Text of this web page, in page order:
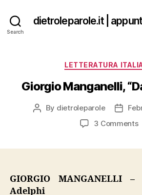
Search
dietroleparole.it |
LETTERATURA
Giorgio Manganelli,
Post
By dietroleparole
Post
3 Commentson
GIORGIO MANGANELLI
Adelphi